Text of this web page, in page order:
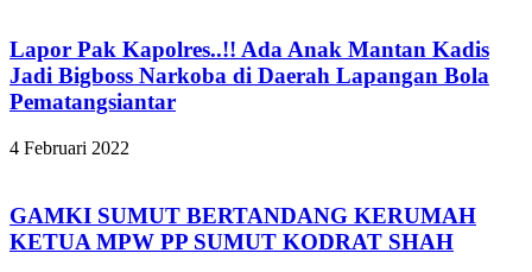
Lapor Pak Kapolres..!! Ada Anak Mantan Kadis
Jadi Bigboss Narkoba di Daerah Lapangan Bola
Pematangsiantar
4 Februari 2022
GAMKI SUMUT BERTANDANG KERUMAH
KETUA MPW PP SUMUT KODRAT SHAH